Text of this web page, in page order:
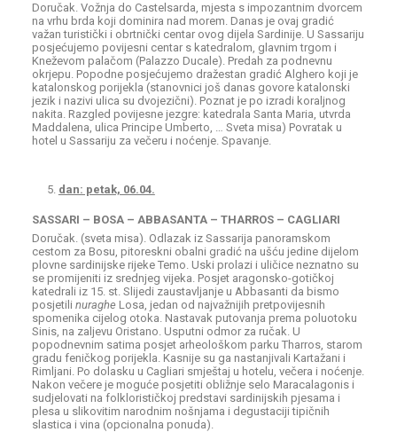
Doručak. Vožnja do Castelsarda, mjesta s impozantnim dvorcem
na vrhu brda koji dominira nad morem. Danas je ovaj gradić
važan turistički i obrtnički centar ovog dijela Sardinije. U Sassariju
posjećujemo povijesni centar s katedralom, glavnim trgom i
Kneževom palačom (Palazzo Ducale). Predah za podnevnu
okrjepu. Popodne posjećujemo dražestan gradić Alghero koji je
katalonskog porijekla (stanovnici još danas govore katalonski
jezik i nazivi ulica su dvojezični). Poznat je po izradi koraljnog
nakita. Razgled povijesne jezgre: katedrala Santa Maria, utvrda
Maddalena, ulica Principe Umberto, … Sveta misa) Povratak u
hotel u Sassariju za večeru i noćenje. Spavanje.
dan: petak, 06.04.
SASSARI – BOSA – ABBASANTA – THARROS – CAGLIARI
Doručak. (sveta misa). Odlazak iz Sassarija panoramskom
cestom za Bosu, pitoreskni obalni gradić na ušću jedine dijelom
plovne sardinijske rijeke Temo. Uski prolazi i uličice neznatno su
se promijeniti iz srednjeg vijeka. Posjet aragonsko-gotičkoj
katedrali iz 15. st. Slijedi zaustavljanje u Abbasanti da bismo
posjetili nuraghe Losa, jedan od najvažnijih pretpovijesnih
spomenika cijelog otoka. Nastavak putovanja prema poluotoku
Sinis, na zaljevu Oristano. Usputni odmor za ručak. U
popodnevnim satima posjet arheološkom parku Tharros, starom
gradu feničkog porijekla. Kasnije su ga nastanjivali Kartažani i
Rimljani. Po dolasku u Cagliari smještaj u hotelu, večera i noćenje.
Nakon večere je moguće posjetiti obližnje selo Maracalagonis i
sudjelovati na folklorističkoj predstavi sardinijskih pjesama i
plesa u slikovitim narodnim nošnjama i degustaciji tipičnih
slastica i vina (opcionalna ponuda).